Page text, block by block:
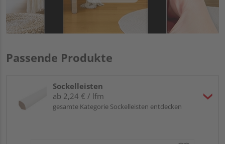
Passende Produkte
Sockelleisten
ab 2,24 € / lfm
gesamte Kategorie Sockelleisten entdecken